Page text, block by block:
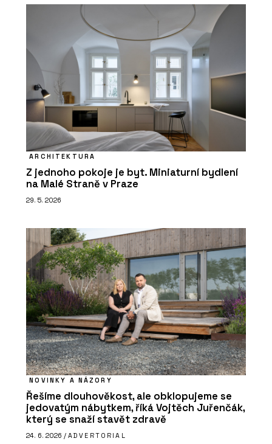
ARCHITEKTURA
Z jednoho pokoje je byt. Miniaturní bydlení
na Malé Straně v Praze
29. 5. 2026
NOVINKY A NÁZORY
Řešíme dlouhověkost, ale obklopujeme se
jedovatým nábytkem, říká Vojtěch Juřenčák,
který se snaží stavět zdravě
24. 6. 2026 / ADVERTORIAL